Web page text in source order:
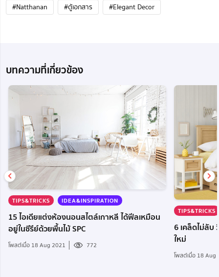
#Natthanan
#ตู้เอกสาร #Elegant Decor
บทความที่เกี่ยวข้อง
TIPS&TRICKS IDEA&INSPIRATION
15 ไอเดียแต่งห้องนอนสไตล์เกาหลี ได้ฟีลเหมือน
อยู่ในซีรีย์ด้วยพื้นไม้ SPC
โพสต์เมื่อ 18 Aug 2021 772
TIPS&TRICKS
6 เคล็ดไม่ลับ
ใหม่
โพสต์เมื่อ 18 Aug